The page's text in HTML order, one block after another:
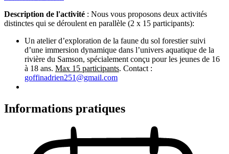
Description de l'activité : Nous vous proposons deux activités
distinctes qui se déroulent en parallèle (2 x 15 participants):
Un atelier d’exploration de la faune du sol forestier suivi
d’une immersion dynamique dans l’univers aquatique de la
rivière du Samson, spécialement conçu pour les jeunes de 16
à 18 ans. Max 15 participants. Contact :
goffinadrien251@gmail.com
Informations pratiques